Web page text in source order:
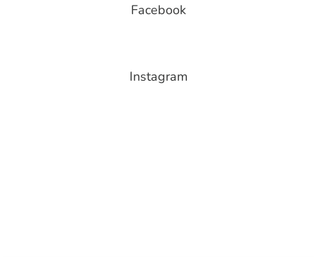
Facebook
Instagram